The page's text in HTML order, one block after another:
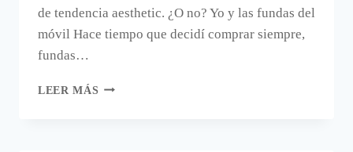
de tendencia aesthetic. ¿O no? Yo y las fundas del
móvil Hace tiempo que decidí comprar siempre,
fundas…
LEER MÁS FUNDA